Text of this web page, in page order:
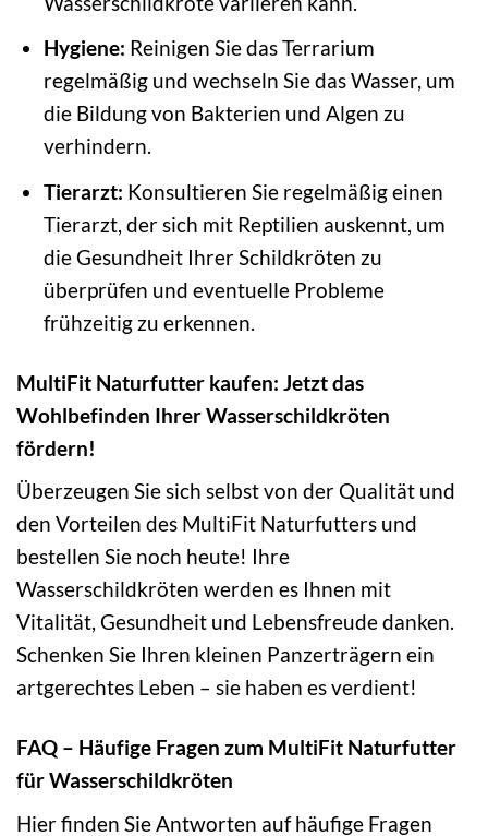
Hygiene: Reinigen Sie das Terrarium
regelmäßig und wechseln Sie das Wasser, um
die Bildung von Bakterien und Algen zu
verhindern.
Tierarzt: Konsultieren Sie regelmäßig einen
Tierarzt, der sich mit Reptilien auskennt, um
die Gesundheit Ihrer Schildkröten zu
überprüfen und eventuelle Probleme
frühzeitig zu erkennen.
MultiFit Naturfutter kaufen: Jetzt das
Wohlbefinden Ihrer Wasserschildkröten
fördern!
Überzeugen Sie sich selbst von der Qualität und
den Vorteilen des MultiFit Naturfutters und
bestellen Sie noch heute! Ihre
Wasserschildkröten werden es Ihnen mit
Vitalität, Gesundheit und Lebensfreude danken.
Schenken Sie Ihren kleinen Panzerträgern ein
artgerechtes Leben – sie haben es verdient!
FAQ – Häufige Fragen zum MultiFit Naturfutter
für Wasserschildkröten
Hier finden Sie Antworten auf häufige Fragen